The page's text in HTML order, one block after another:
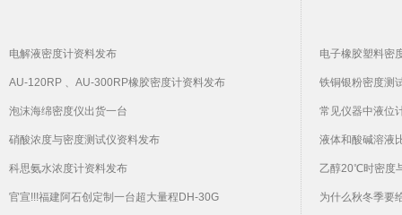
电解液密度计资料发布
AU-120RP 、AU-300RP橡胶密度计资料发布
泡沫海绵密度仪出货一台
硝酸浓度与密度测试仪资料发布
科思氨水浓度计资料发布
官宣!!!福建阿石创定制一台超大量程DH-30G
电子橡胶塑料密
铁铜银粉密度测
常见仪器中液位
液体和酸碱溶液
乙醇20℃时密度
为什么秋冬季要